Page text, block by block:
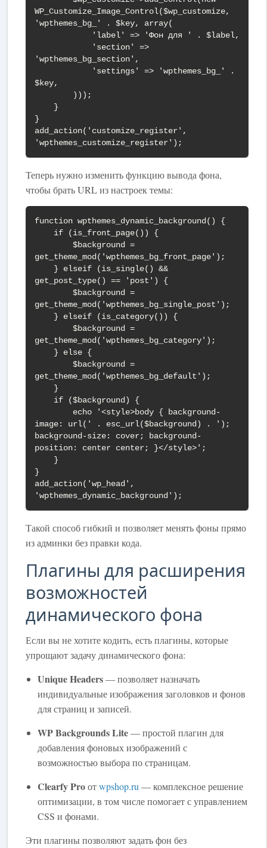
WP_Customize_Image_Control($wp_customize,
'wpthemes_bg_' . $key, array(
'wpthemes_bg_section',
$key,
}
add_action('customize_register',
'wpthemes_customize_register');
Теперь нужно изменить функцию вывода фона,
чтобы брать URL из настроек темы:
function wpthemes_dynamic_background() {
get_theme_mod('wpthemes_bg_front_page');
get_post_type() == 'post') {
get_theme_mod('wpthemes_bg_single_post');
get_theme_mod('wpthemes_bg_category');
get_theme_mod('wpthemes_bg_default');
image: url(' . esc_url($background) . ');
background-size: cover; background-
position: center center; }</style>';
}
add_action('wp_head',
'wpthemes_dynamic_background');
Такой способ гибкий и позволяет менять фоны прямо
из админки без правки кода.
Плагины для расширения
возможностей
динамического фона
Если вы не хотите кодить, есть плагины, которые
упрощают задачу динамического фона:
Unique Headers— позволяет назначать
индивидуальные изображения заголовков и фонов
для страниц и записей.
WP Backgrounds Lite— простой плагин для
добавления фоновых изображений с
возможностью выбора по страницам.
Clearfy Proотwpshop.ru — комплексное решение
оптимизации, в том числе помогает с управлением
CSS и фонами.
Эти плагины позволяют задать фон без